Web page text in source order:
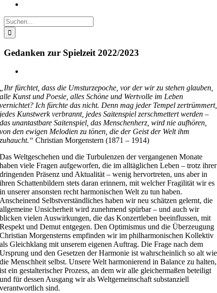
Suche
nach:
Gedanken zur Spielzeit 2022/2023
Bild
„Ihr fürchtet, dass die Umsturzepoche, vor der wir zu stehen glauben,
alle Kunst und Poesie, alles Schöne und Wertvolle im Leben
vernichtet? Ich fürchte das nicht. Denn mag jeder Tempel zertrümmert,
jedes Kunstwerk verbrannt, jedes Saitenspiel zerschmettert werden –
das unantastbare Saitenspiel, das Menschenherz, wird nie aufhören,
von den ewigen Melodien zu tönen, die der Geist der Welt ihm
zuhaucht.“ Christian Morgenstern (1871 – 1914)
Das Weltgeschehen und die Turbulenzen der vergangenen Monate
haben viele Fragen aufgeworfen, die im alltäglichen Leben – trotz ihrer
dringenden Präsenz und Aktualität – wenig hervortreten, uns aber in
ihren Schattenbildern stets daran erinnern, mit welcher Fragilität wir es
in unserer ansonsten recht harmonischen Welt zu tun haben.
Anscheinend Selbstverständliches haben wir neu schätzen gelernt, die
allgemeine Unsicherheit wird zunehmend spürbar – und auch wir
blicken vielen Auswirkungen, die das Konzertleben beeinflussen, mit
Respekt und Demut entgegen. Den Optimismus und die Überzeugung
Christian Morgensterns empfinden wir im philharmonischen Kollektiv
als Gleichklang mit unserem eigenen Auftrag. Die Frage nach dem
Ursprung und den Gesetzen der Harmonie ist wahrscheinlich so alt wie
die Menschheit selbst. Unsere Welt harmonierend in Balance zu halten,
ist ein gestalterischer Prozess, an dem wir alle gleichermaßen beteiligt
und für dessen Ausgang wir als Weltgemeinschaft substanziell
verantwortlich sind.